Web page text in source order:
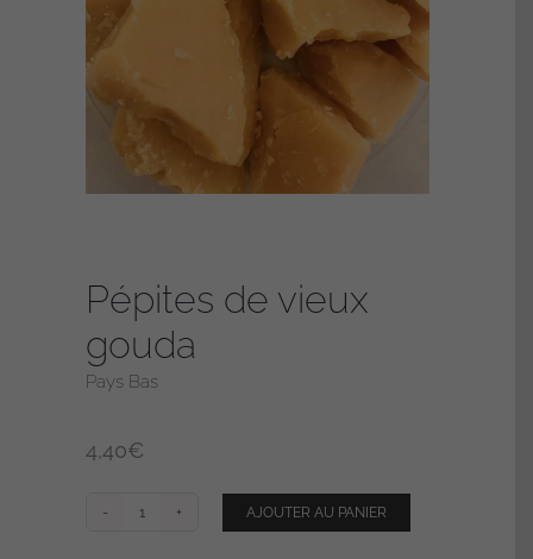
Pépites de vieux
gouda
Pays Bas
4,40€
AJOUTER AU PANIER